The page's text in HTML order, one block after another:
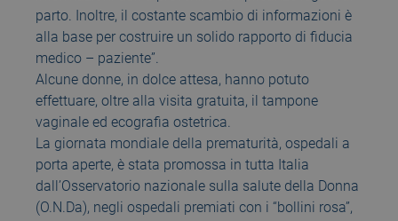
parto. Inoltre, il costante scambio di informazioni è
alla base per costruire un solido rapporto di fiducia
medico – paziente”.
Alcune donne, in dolce attesa, hanno potuto
effettuare, oltre alla visita gratuita, il tampone
vaginale ed ecografia ostetrica.
La giornata mondiale della prematurità, ospedali a
porta aperte, è stata promossa in tutta Italia
dall’Osservatorio nazionale sulla salute della Donna
(O.N.Da), negli ospedali premiati con i “bollini rosa”,